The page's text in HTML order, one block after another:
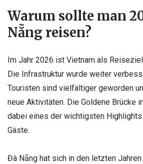
Warum sollte man
Nẵng reisen?
Im Jahr 2026 ist Vietnam als
Die Infrastruktur wurde weiter
Touristen sind vielfältiger geworden
neue Aktivitäten. Die Goldene Brücke
dabei eines der wichtigsten
Gäste.
Đà Nẵng hat sich in den letzten